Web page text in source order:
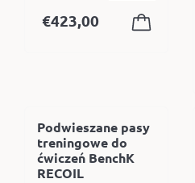
€423,00
Podwieszane pasy
treningowe do
ćwiczeń BenchK
RECOIL